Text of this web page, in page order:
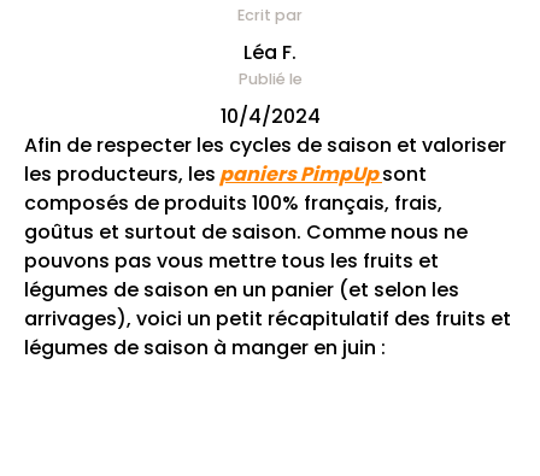
Ecrit par
Léa F.
Publié le
10/4/2024
Afin de respecter les cycles de saison et valoriser
les producteurs, lespaniers PimpUpsont
composés de produits 100% français, frais,
goûtus et surtout de saison. Comme nous ne
pouvons pas vous mettre tous les fruits et
légumes de saison en un panier (et selon les
arrivages), voici un petit récapitulatif des fruits et
légumes de saison à manger en juin :